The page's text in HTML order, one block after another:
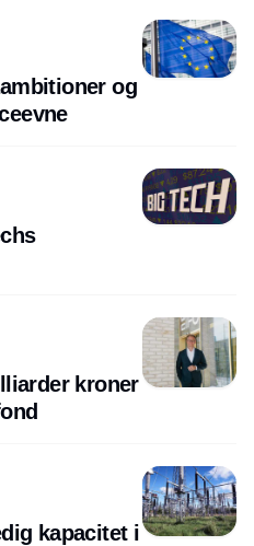
og
kroner
kapacitet i